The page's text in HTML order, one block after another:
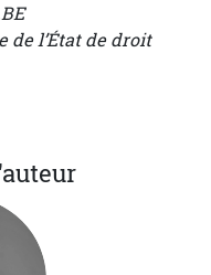
de l’État de droit